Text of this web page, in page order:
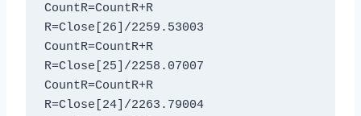
CountR=CountR+R
R=Close[26]/2259.53003
CountR=CountR+R
R=Close[25]/2258.07007
CountR=CountR+R
R=Close[24]/2263.79004